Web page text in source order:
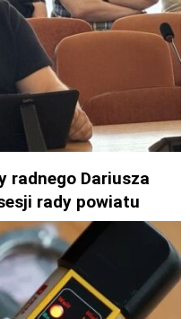
radnego Dariusza
rady powiatu